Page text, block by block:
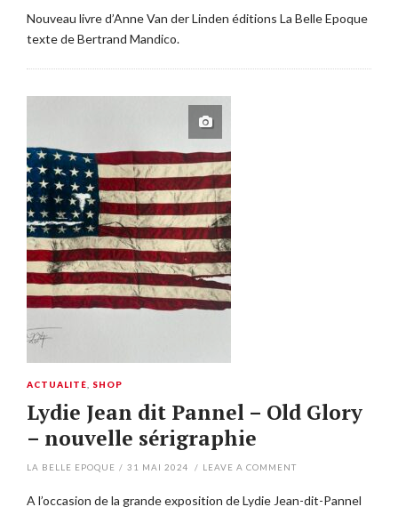
Nouveau livre d’Anne Van der Linden éditions La Belle Epoque
texte de Bertrand Mandico.
ACTUALITÉ SHOP
Lydie Jean dit Pannel – Old Glory
– nouvelle sérigraphie
LA BELLE EPOQUE / 31 MAI 2024 / LEAVE A COMMENT
A l’occasion de la grande exposition de Lydie Jean-dit-Pannel